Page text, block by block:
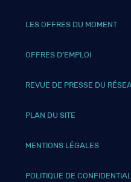
LES OFFRES DU MOMENT
OFFRES D’EMPLOI
REVUE DE PRESSE DU
PLAN DU SITE
MENTIONS LÉGALES
POLITIQUE DE